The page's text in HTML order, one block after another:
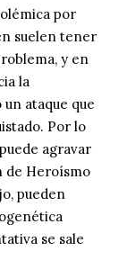
por
suelen tener
y en
la
ataque que
Por lo
agravar
de Heroísmo
pueden
se sale